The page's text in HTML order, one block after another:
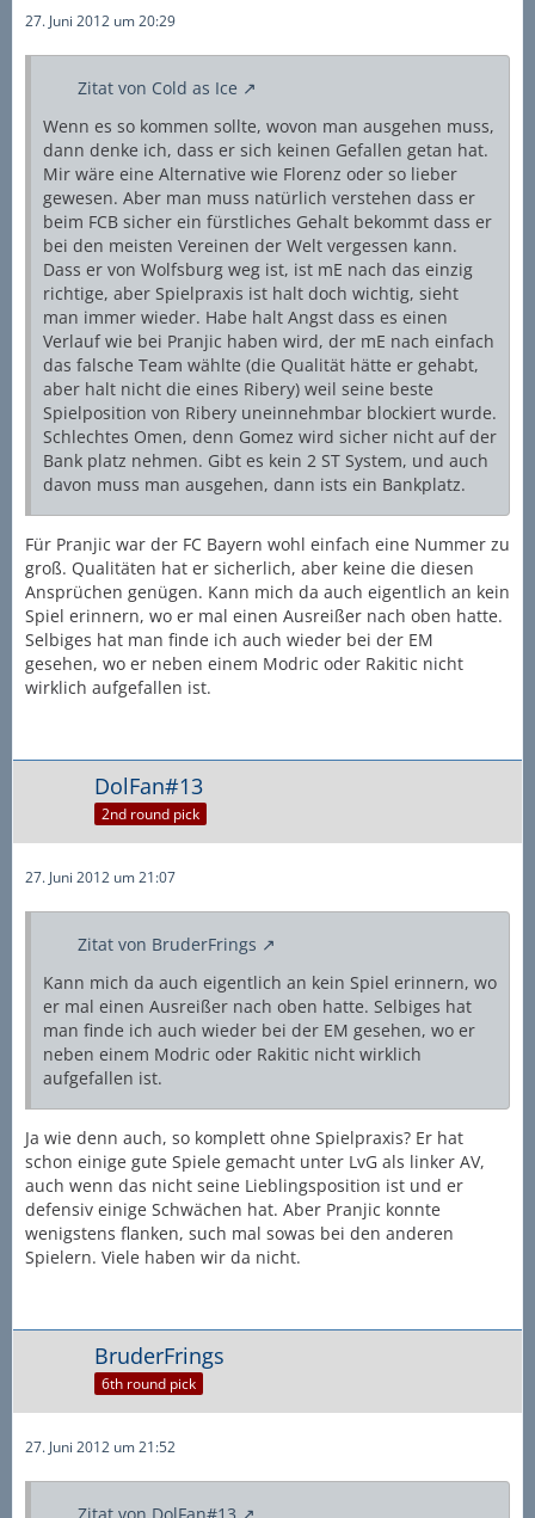
27. Juni 2012 um 20:29
Zitat von Cold as Ice
Wenn es so kommen sollte, wovon man ausgehen muss,
dann denke ich, dass er sich keinen Gefallen getan hat.
Mir wäre eine Alternative wie Florenz oder so lieber
gewesen. Aber man muss natürlich verstehen dass er
beim FCB sicher ein fürstliches Gehalt bekommt dass er
bei den meisten Vereinen der Welt vergessen kann.
Dass er von Wolfsburg weg ist, ist mE nach das einzig
richtige, aber Spielpraxis ist halt doch wichtig, sieht
man immer wieder. Habe halt Angst dass es einen
Verlauf wie bei Pranjic haben wird, der mE nach einfach
das falsche Team wählte (die Qualität hätte er gehabt,
aber halt nicht die eines Ribery) weil seine beste
Spielposition von Ribery uneinnehmbar blockiert wurde.
Schlechtes Omen, denn Gomez wird sicher nicht auf der
Bank platz nehmen. Gibt es kein 2 ST System, und auch
davon muss man ausgehen, dann ists ein Bankplatz.
Für Pranjic war der FC Bayern wohl einfach eine Nummer zu
groß. Qualitäten hat er sicherlich, aber keine die diesen
Ansprüchen genügen. Kann mich da auch eigentlich an kein
Spiel erinnern, wo er mal einen Ausreißer nach oben hatte.
Selbiges hat man finde ich auch wieder bei der EM
gesehen, wo er neben einem Modric oder Rakitic nicht
wirklich aufgefallen ist.
DolFan#13
2nd round pick
27. Juni 2012 um 21:07
Zitat von BruderFrings
Kann mich da auch eigentlich an kein Spiel erinnern, wo
er mal einen Ausreißer nach oben hatte. Selbiges hat
man finde ich auch wieder bei der EM gesehen, wo er
neben einem Modric oder Rakitic nicht wirklich
aufgefallen ist.
Ja wie denn auch, so komplett ohne Spielpraxis? Er hat
schon einige gute Spiele gemacht unter LvG als linker AV,
auch wenn das nicht seine Lieblingsposition ist und er
defensiv einige Schwächen hat. Aber Pranjic konnte
wenigstens flanken, such mal sowas bei den anderen
Spielern. Viele haben wir da nicht.
BruderFrings
6th round pick
27. Juni 2012 um 21:52